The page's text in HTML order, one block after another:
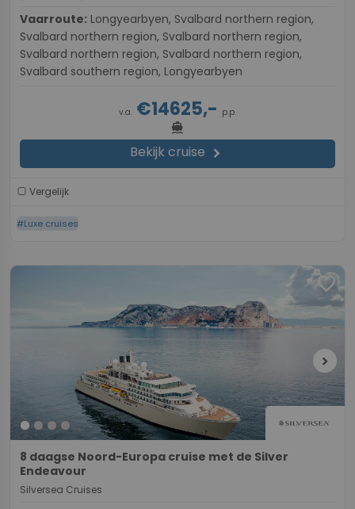
Vaarroute:
Svalbard northern region, Svalbard northern region,
Svalbard northern region, Svalbard northern region,
Svalbard southern region, Longyearbyen
v.a. €14625,- p.p.
directions_boat
Bekijk cruise chevron_right
Vergelijk
#Luxe cruises
favorite
chevron_right
8 daagse Noord-Europa cruise met de Silver
Endeavour
Silversea Cruises